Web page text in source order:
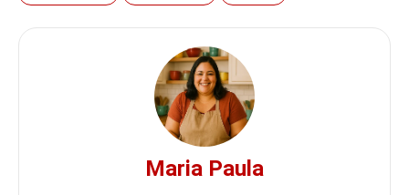
Maria Paula